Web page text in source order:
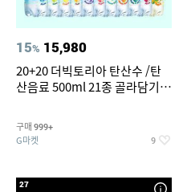
15% 15,980
20+20 더빅토리아 탄산수 /탄
산음료 500ml 21종 골라담기
구매 999+
G마켓 9
27